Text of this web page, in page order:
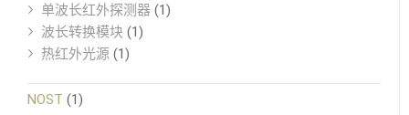
单波长红外探测器 (1)
波长转换模块 (1)
热红外光源 (1)
NOST (1)